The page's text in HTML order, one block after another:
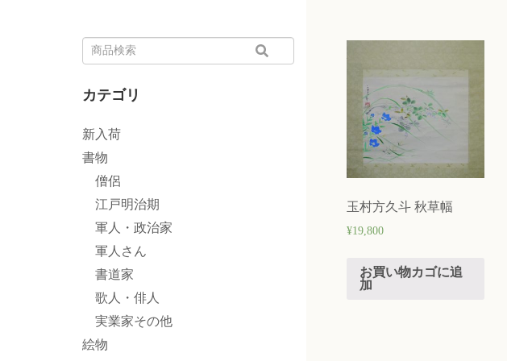
玉村方久斗 秋草幅
¥19,800
お買い物カゴに追
加
カテゴリ
新入荷
書物
僧侶
江戸明治期
軍人・政治家
軍人さん
書道家
歌人・俳人
実業家その他
絵物